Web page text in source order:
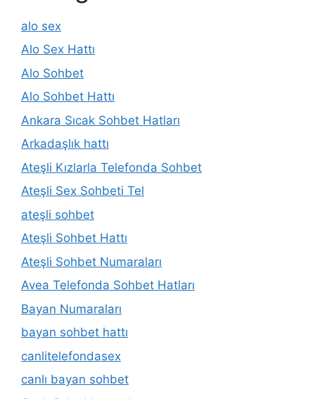
alo sex
Alo Sex Hattı
Alo Sohbet
Alo Sohbet Hattı
Ankara Sıcak Sohbet Hatları
Arkadaşlık hattı
Ateşli Kızlarla Telefonda Sohbet
Ateşli Sex Sohbeti Tel
ateşli sohbet
Ateşli Sohbet Hattı
Ateşli Sohbet Numaraları
Avea Telefonda Sohbet Hatları
Bayan Numaraları
bayan sohbet hattı
canlitelefondasex
canlı bayan sohbet